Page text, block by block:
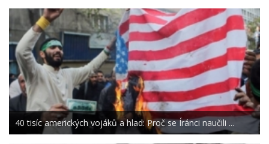
40 tisíc amerických vojáků a hlad: Proč se Íránci naučili ...